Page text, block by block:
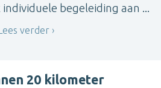
begeleiding aan ...
verder
20 kilometer